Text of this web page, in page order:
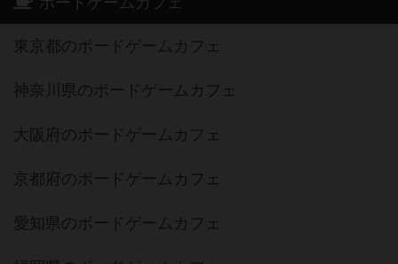
東京都のボードゲームカフェ
神奈川県のボードゲームカフェ
大阪府のボードゲームカフェ
京都府のボードゲームカフェ
愛知県のボードゲームカフェ